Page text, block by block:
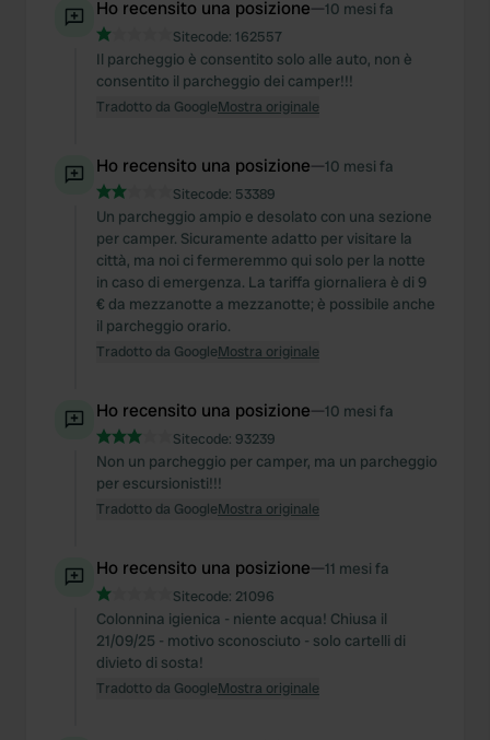
Ho recensito una posizione—10 mesi fa
Sitecode: 162557
Il parcheggio è consentito solo alle auto, non è
consentito il parcheggio dei camper!!!
Tradotto da GoogleMostra originale
Ho recensito una posizione—10 mesi fa
Sitecode: 53389
Un parcheggio ampio e desolato con una sezione
per camper. Sicuramente adatto per visitare la
città, ma noi ci fermeremmo qui solo per la notte
in caso di emergenza. La tariffa giornaliera è di 9
€ da mezzanotte a mezzanotte; è possibile anche
il parcheggio orario.
Tradotto da GoogleMostra originale
Ho recensito una posizione—10 mesi fa
Sitecode: 93239
Non un parcheggio per camper, ma un parcheggio
per escursionisti!!!
Tradotto da GoogleMostra originale
Ho recensito una posizione—11 mesi fa
Sitecode: 21096
Colonnina igienica - niente acqua! Chiusa il
21/09/25 - motivo sconosciuto - solo cartelli di
divieto di sosta!
Tradotto da GoogleMostra originale